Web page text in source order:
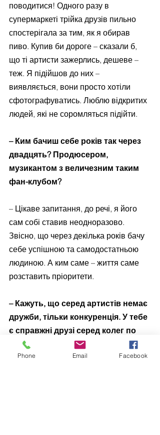
поводитися! Одного разу в
супермаркеті трійка друзів пильно
спостерігала за тим, як я обирав
пиво. Купив би дороге – сказали б,
що ті артисти зажерлись, дешеве –
теж. Я підійшов до них –
виявляється, вони просто хотіли
сфотографуватись. Люблю відкритих
людей, які не соромляться підійти.
– Ким бачиш себе років так через
двадцять? Продюсером,
музикантом з величезним таким
фан-клубом?
– Цікаве запитання, до речі, я його
сам собі ставив неодноразово.
Звісно, що через декілька років бачу
себе успішною та самодостатньою
людиною. А ким саме – життя саме
розставить пріоритети.
– Кажуть, що серед артистів немає
дружби, тільки конкуренція. У тебе
є справжні друзі серед колег по
цеху?
Phone Email Facebook